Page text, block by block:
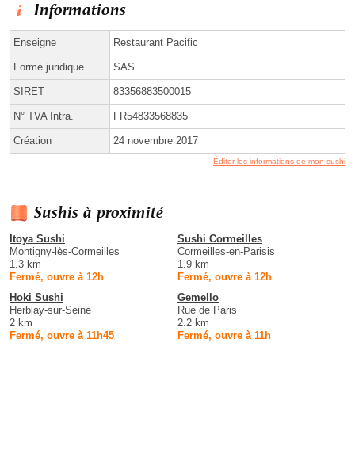
Informations
Enseigne Restaurant Pacific
Forme juridique SAS
SIRET 83356883500015
N° TVA Intra. FR54833568835
Création 24 novembre 2017
Éditer les informations de mon sushi
Sushis à proximité
Itoya Sushi
Montigny-lès-Cormeilles
1.3 km
Fermé, ouvre à 12h
Sushi Cormeilles
Cormeilles-en-Parisis
1.9 km
Fermé, ouvre à 12h
Hoki Sushi
Herblay-sur-Seine
2 km
Fermé, ouvre à 11h45
Gemello
Rue de Paris
2.2 km
Fermé, ouvre à 11h